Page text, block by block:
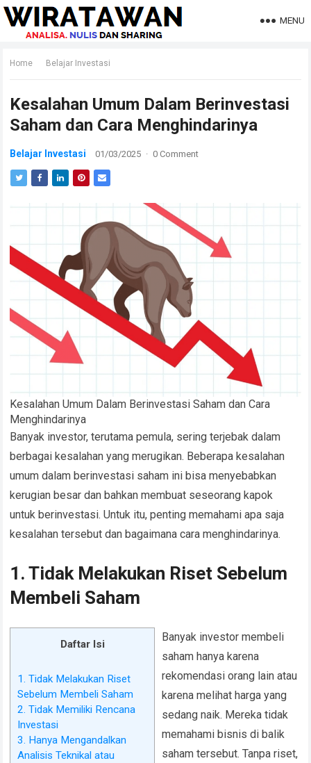
MENU
Home Belajar Investasi
Kesalahan Umum Dalam Berinvestasi
Saham dan Cara Menghindarinya
Belajar Investasi 01/03/2025 · 0 Comment
Kesalahan Umum Dalam Berinvestasi Saham dan Cara
Menghindarinya
Banyak investor, terutama pemula, sering terjebak dalam
berbagai kesalahan yang merugikan. Beberapa kesalahan
umum dalam berinvestasi saham ini bisa menyebabkan
kerugian besar dan bahkan membuat seseorang kapok
untuk berinvestasi. Untuk itu, penting memahami apa saja
kesalahan tersebut dan bagaimana cara menghindarinya.
1. Tidak Melakukan Riset Sebelum
Membeli Saham
Daftar Isi
1. Tidak Melakukan Riset
Sebelum Membeli Saham
2. Tidak Memiliki Rencana
Investasi
3. Hanya Mengandalkan
Analisis Teknikal atau
Banyak investor membeli
saham hanya karena
rekomendasi orang lain atau
karena melihat harga yang
sedang naik. Mereka tidak
memahami bisnis di balik
saham tersebut. Tanpa riset,